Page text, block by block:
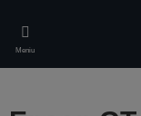
main
content
Meniu